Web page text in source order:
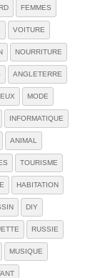
FEMMES
VOITURE
NOURRITURE
ANGLETERRE
MODE
INFORMATIQUE
ANIMAL
TOURISME
HABITATION
DIY
RUSSIE
MUSIQUE